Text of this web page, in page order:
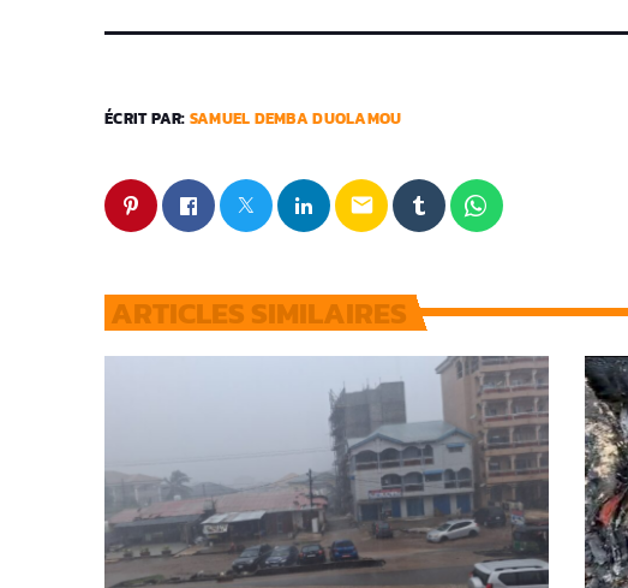
ÉCRIT PAR: SAMUEL DEMBA DUOLAMOU
email
ARTICLES SIMILAIRES